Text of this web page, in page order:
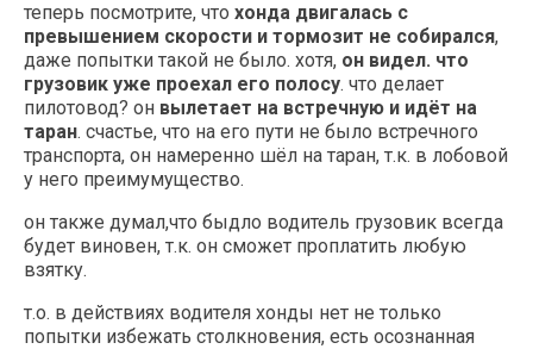
теперь посмотрите, чтохонда двигалась с
превышением скорости и тормозит не собирался,
даже попытки такой не было. хотя, он видел. что
грузовик уже проехал его полосу. что делает
пилотовод? он вылетает на встречную и идёт на
таран. счастье, что на его пути не было встречного
транспорта, он намеренно шёл на таран, т.к. в лобовой
у него преимумущество.
он также думал,что быдло водитель грузовик всегда
будет виновен, т.к. он сможет проплатить любую
взятку.
т.о. в действиях водителя хонды нет не только
попытки избежать столкновения, есть осознанная